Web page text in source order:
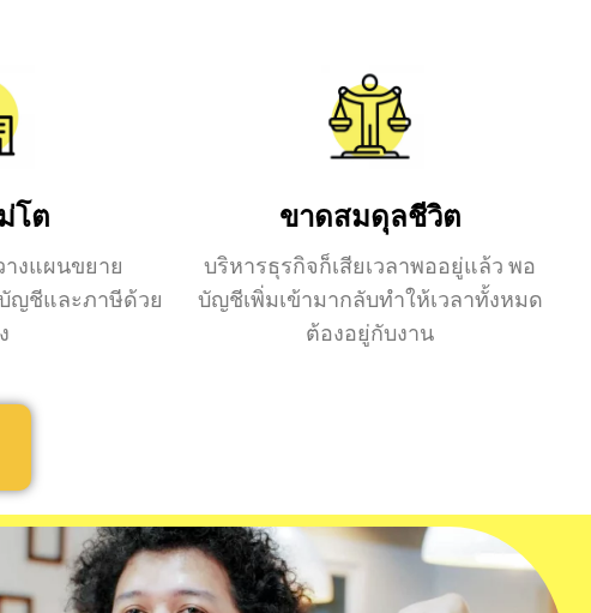
โต
างแผนขยาย
ญชีและภาษีด้วย
ขาดสมดุลชีวิต
บริหารธุรกิจก็เสียเวลาพออยู่แล้ว พอ
บัญชีเพิ่มเข้ามากลับทำให้เวลาทั้งหมด
ต้องอยู่กับงาน